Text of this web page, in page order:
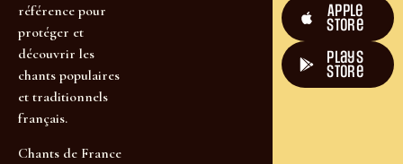
référence pour
protéger et
découvrir les
chants populaires
et traditionnels
français.
Chants de France
Apple
Store
plays
store